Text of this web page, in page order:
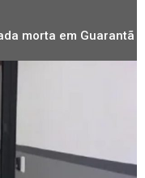
morta em Guarantã